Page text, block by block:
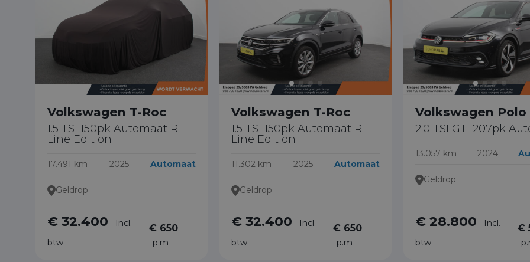
Volkswagen T-Roc
1.5 TSI 150pk Automaat R-
Line Edition
17.491 km 2025 Automaat
Geldrop
€ 32.400
Incl.
btw
€ 650
p.m
Volkswagen T-Roc
1.5 TSI 150pk Automaat R-
Line Edition
11.302 km 2025 Automaat
Geldrop
€ 32.400
Incl.
btw
€ 650
p.m
Volkswagen Polo
2.0 TSI GTI 207pk
13.057 km 2024
Geldrop
€ 28.800
Incl.
btw
€